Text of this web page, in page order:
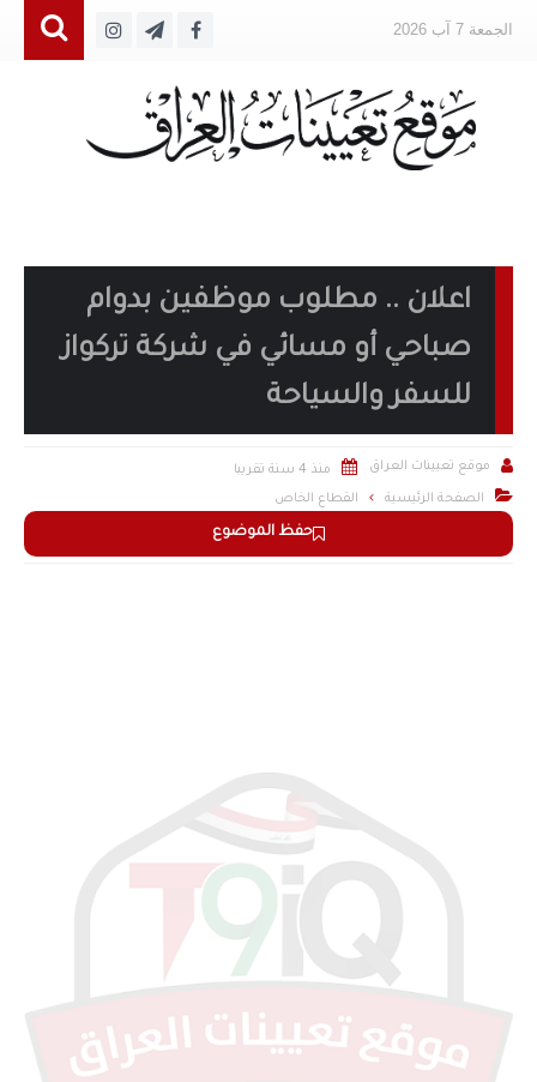
الجمعة 7 آب 2026
اعلان .. مطلوب موظفين بدوام
صباحي أو مسائي في شركة تركواز
للسفر والسياحة
حفظ الموضوع
 موقع تعيينات العراق  منذ 4 سنة تقريبا
 الصفحة الرئيسية القطاع الخاص